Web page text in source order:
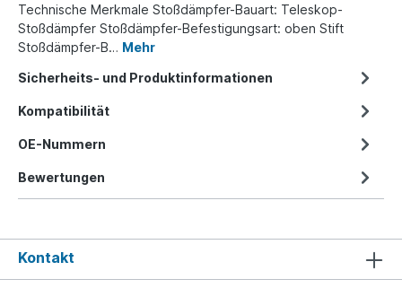
Technische Merkmale Stoßdämpfer-Bauart: Teleskop-
Stoßdämpfer Stoßdämpfer-Befestigungsart: oben Stift
Stoßdämpfer-B… Mehr
Sicherheits- und Produktinformationen
Kompatibilität
OE-Nummern
Bewertungen
Kontakt